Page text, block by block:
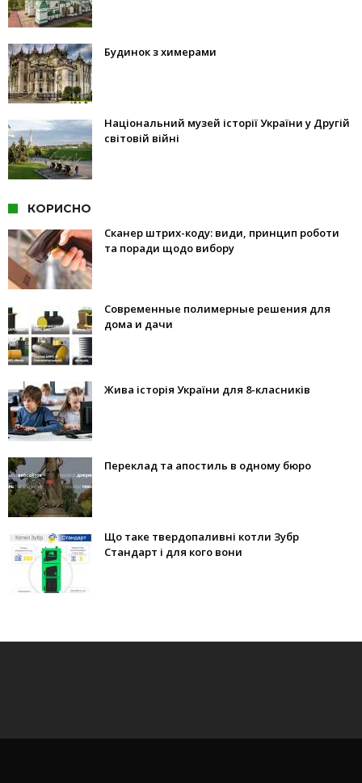
Будинок з химерами
Національний музей історії України у Другій
світовій війні
КОРИСНО
Сканер штрих-коду: види, принцип роботи
та поради щодо вибору
Современные полимерные решения для
дома и дачи
Жива історія України для 8-класників
Переклад та апостиль в одному бюро
Що таке твердопаливні котли Зубр
Стандарт і для кого вони